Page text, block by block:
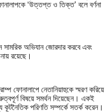
‘উত্তপ্ত ও তিক্ত’ বলে বর্ণনা
সামরিক অভিযান জোরদার করবে এবং
রয়েছে।
ফোনালাপে নেতানিয়াহুকে স্মরণ করিয়ে
বিষয়ে সমর্থন দিয়েছেন। একই
কূটনৈতিক পরিণতি সম্পর্কে সতর্ক করেন।